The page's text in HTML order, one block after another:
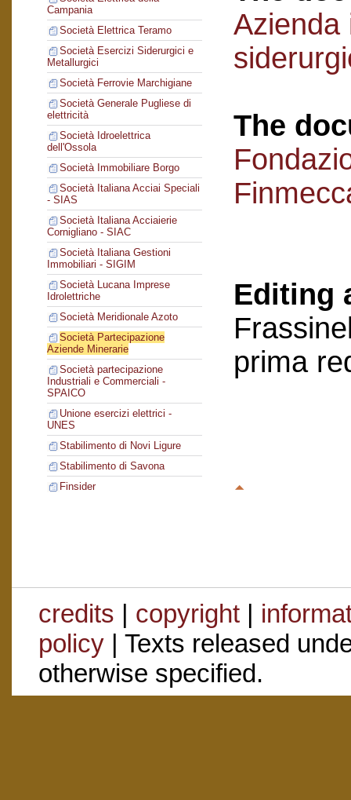
Campania
Società Elettrica Teramo
Società Esercizi Siderurgici e
Metallurgici
Società Ferrovie Marchigiane
Società Generale Pugliese di
elettricità
Società Idroelettrica
dell'Ossola
Società Immobiliare Borgo
Società Italiana Acciai Speciali
- SIAS
Società Italiana Acciaierie
Cornigliano - SIAC
Società Italiana Gestioni
Immobiliari - SIGIM
Società Lucana Imprese
Idrolettriche
Società Meridionale Azoto
Società Partecipazione
Aziende Minerarie
Società partecipazione
Industriali e Commerciali -
SPAICO
Unione esercizi elettrici -
UNES
Stabilimento di Novi Ligure
Stabilimento di Savona
Finsider
Azienda
The
Editing
prima
credits | copyright|
policy| Texts released
otherwise specified.